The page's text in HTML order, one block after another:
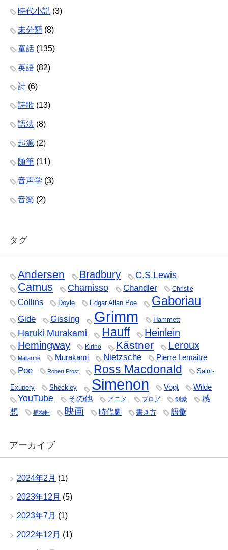
時代小説 (3)
未分類 (8)
童話 (135)
英語 (82)
詩 (6)
詩歌 (13)
語法 (8)
起源 (2)
随筆 (11)
音声学 (3)
音楽 (2)
タグ
Andersen Bradbury C.S.Lewis
Camus Chamisso Chandler Christie
Collins Doyle Edgar Allan Poe Gaboriau
Gide Gissing Grimm Hammett
Haruki Murakami Hauff
Heinlein
Hemingway
Kirino Kästner Leroux
Mallarmé Murakami Nietzsche Pierre Lemaitre
Poe Robert Frost Ross Macdonald Saint-
Exupery Sheckley Simenon Vogt Wilde
YouTube その他 アニメ ブログ 剣豪
感
想
捕物帖 映画 時代劇 書き方 語彙
アーカイブ
2024年2月 (1)
2023年12月 (5)
2023年7月 (1)
2022年12月 (1)